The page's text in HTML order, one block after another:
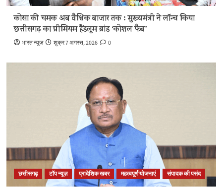
कोसा की चमक अब वैश्विक बाजार तक : मुख्यमंत्री ने लॉन्च किया
छत्तीसगढ़ का प्रीमियम हैंडलूम ब्रांड ‘कोशल फैब’
भारत न्यूज़ शुक्र 7 अगस्त, 2026 0
छत्तीसगढ़ टॉप न्यूज़ प्रादेशिक खबर महत्वपूर्ण योजनाएं संपादक की पसंद